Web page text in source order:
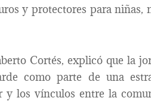
y protectores para niñas,
Cortés, explicó que la
como parte de una
y los vínculos entre la